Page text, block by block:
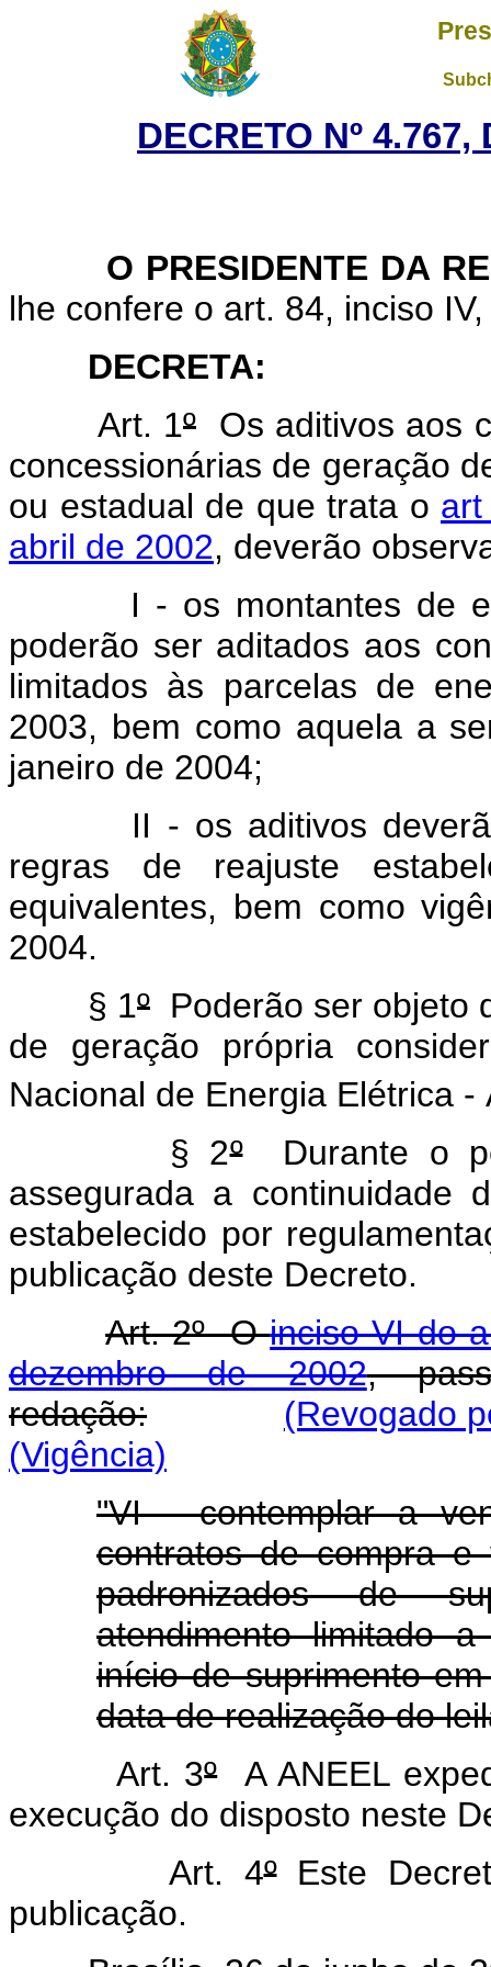
DECRETO Nº
O PRESIDENTE DA
lhe confere o art. 84, inciso
DECRETA:
Art. 1º Os aditivos aos
concessionárias de geração
ou estadual de que trata o
abril de 2002, deverão
I - os montantes de
poderão ser aditados aos
limitados às parcelas de
2003, bem como aquela a
janeiro de 2004;
II - os aditivos deverão
regras de reajuste
equivalentes, bem como
2004.
§ 1º Poderão ser objeto
de geração própria
Nacional de Energia Elétrica -
§ 2ºDurante o
assegurada a continuidade
estabelecido por
publicação deste Decreto.
Art. 2º Oinciso VI do
dezembro de 2002,
redação:
(Revogado
(Vigência)
"VI - contemplar a
contratos de compra
padronizados de
atendimento limitado
início de suprimento
data de realização do
Art. 3ºA ANEEL
execução do disposto neste
Art. 4ºEste
publicação.